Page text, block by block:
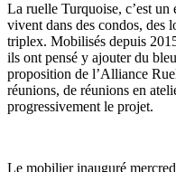
La ruelle Turquoise, c’est
vivent dans des condos, des
triplex. Mobilisés depuis
ils ont pensé y ajouter du
proposition de l’Alliance
réunions, de réunions en
progressivement le projet.
Le mobilier inauguré